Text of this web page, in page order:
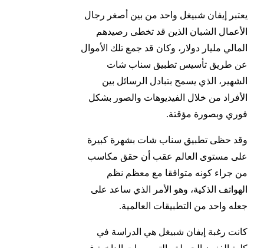
يعتبر إيفان شبيغل واحد من بين أصغر رجال
الأعمال الشبان الذين قد تخطى رصيدهم
المالي مليار دولار، وكان قد جمع تلك الأموال
عن طريق تأسيس تطبيق سناب شات
الشهير، الذي يسمح بتبادل الرسائل بين
الأفراد من خلال الفيديوهات والصور بشكل
فوري وبصورة مؤقتة.
وقد حظى تطبيق سناب شات بشهرة كبيرة
على مستوى العالم عقب أن حقق مكاسب
من جراء كونه متوافقا مع معظم نظم
الهواتف الذكية، وهو الأمر الذي ساعد على
جعله واحد من التطبيقات العالمية.
كانت رغبة إيفان شبيغل هي الدراسة في